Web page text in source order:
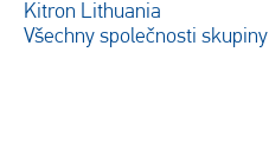
Kitron Lithuania
Všechny společnosti skupiny